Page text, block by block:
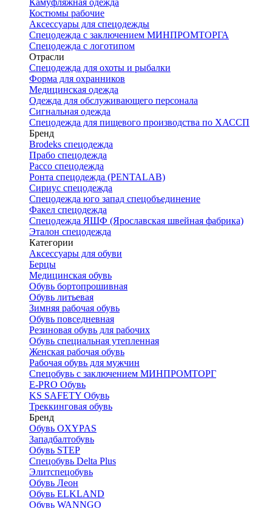
Камуфляжная одежда
Костюмы рабочие
Аксессуары для спецодежды
Спецодежда с заключением МИНПРОМТОРГА
Спецодежда с логотипом
Отрасли
Спецодежда для охоты и рыбалки
Форма для охранников
Медицинская одежда
Одежда для обслуживающего персонала
Сигнальная одежда
Спецодежда для пищевого производства по ХАССП
Бренд
Brodeks спецодежда
Прабо спецодежда
Рассо спецодежда
Ронта спецодежда (PENTALAB)
Сириус спецодежда
Спецодежда юго запад спецобъединение
Факел спецодежда
Спецодежда ЯШФ (Ярославская швейная фабрика)
Эталон спецодежда
Категории
Аксессуары для обуви
Берцы
Медицинская обувь
Обувь бортопрошивная
Обувь литьевая
Зимняя рабочая обувь
Обувь повседневная
Резиновая обувь для рабочих
Обувь специальная утепленная
Женская рабочая обувь
Рабочая обувь для мужчин
Спецобувь с заключением МИНПРОМТОРГ
E-PRO Обувь
KS SAFETY Обувь
Треккинговая обувь
Бренд
Обувь OXYPAS
Западбалтобувь
Обувь STEP
Спецобувь Delta Plus
Элитспецобувь
Обувь Леон
Обувь ELKLAND
Обувь WANNGO